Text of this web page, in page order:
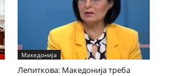
Македонија
Лепиткова: Македонија треба